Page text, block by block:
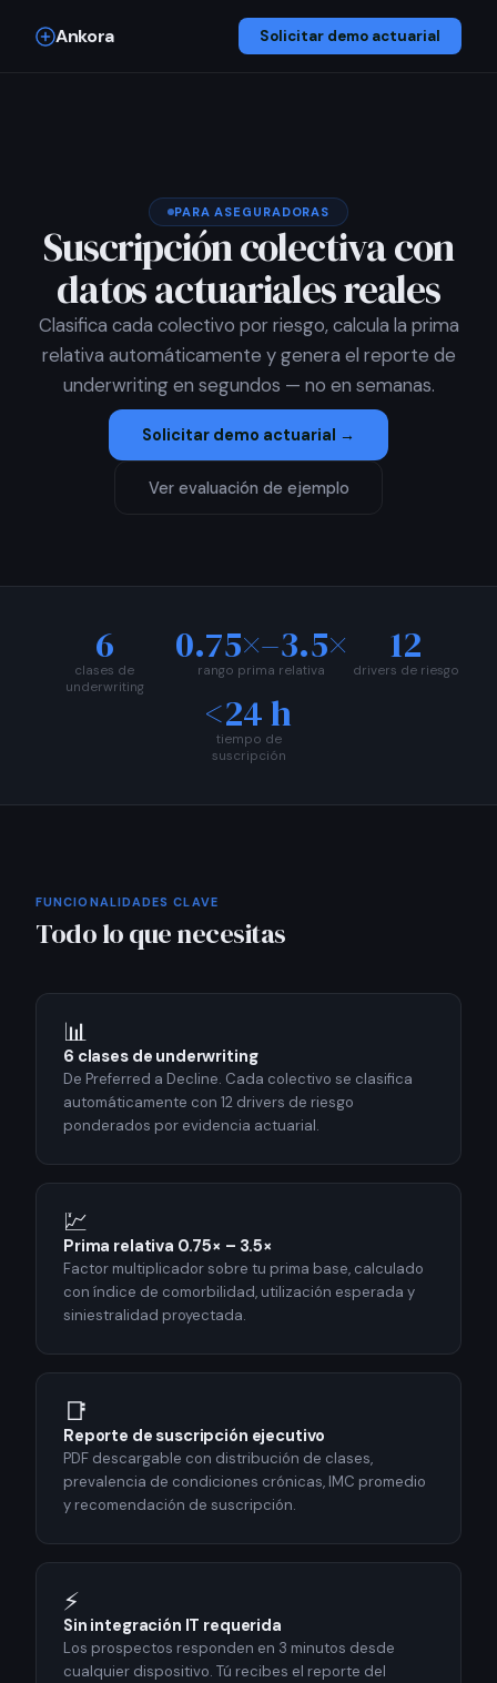
Ankora Solicitar demo actuarial
PARA ASEGURADORAS
Suscripción colectiva con
datos actuariales reales
Clasifica cada colectivo por riesgo, calcula la prima
relativa automáticamente y genera el reporte de
underwriting en segundos — no en semanas.
Solicitar demo actuarial →
Ver evaluación de ejemplo
6
clases de
underwriting
0.75×–3.5×
rango prima relativa
12
drivers de riesgo
<24 h
tiempo de
suscripción
FUNCIONALIDADES CLAVE
Todo lo que necesitas
📊
6 clases de underwriting
De Preferred a Decline. Cada colectivo se clasifica
automáticamente con 12 drivers de riesgo
ponderados por evidencia actuarial.
💹
Prima relativa 0.75× – 3.5×
Factor multiplicador sobre tu prima base, calculado
con índice de comorbilidad, utilización esperada y
siniestralidad proyectada.
📑
Reporte de suscripción ejecutivo
PDF descargable con distribución de clases,
prevalencia de condiciones crónicas, IMC promedio
y recomendación de suscripción.
⚡
Sin integración IT requerida
Los prospectos responden en 3 minutos desde
cualquier dispositivo. Tú recibes el reporte del